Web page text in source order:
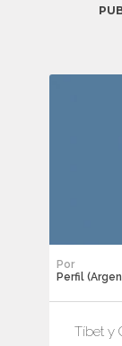
Por
Perfil
Tíbet y